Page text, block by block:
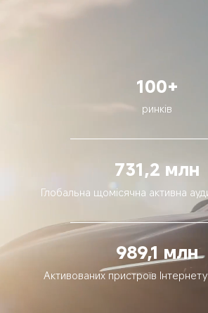
100+
ринків
731,2 млн
Глобальна щомісячна активна
989,1 млн
Активованих пристроїв